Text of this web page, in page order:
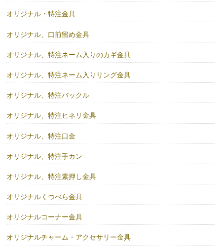
オリジナル・特注金具
オリジナル、口前留め金具
オリジナル、特注ネーム入りのカギ金具
オリジナル、特注ネーム入りリング金具
オリジナル、特注バックル
オリジナル、特注ヒネリ金具
オリジナル、特注口金
オリジナル、特注手カン
オリジナル、特注素押し金具
オリジナルくつべら金具
オリジナルコーナー金具
オリジナルチャーム・アクセサリー金具